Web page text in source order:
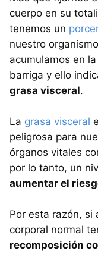
cuerpo en su
tenemos un
nuestro
acumulamos en
barriga y ello
grasa visceral.
La grasa visceral
peligrosa para
órganos vitales
por lo tanto, un
aumentar el
Por esta razón, si
corporal normal
recomposición